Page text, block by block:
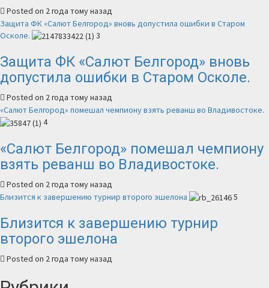
Posted on 2 года тому назад
Защита ФК «Салют Белгород» вновь допустила ошибки в Старом
Осколе.
3
Защита ФК «Салют Белгород» вновь
допустила ошибки в Старом Осколе.
Posted on 2 года тому назад
«Салют Белгород» помешал чемпиону взять реванш во Владивостоке.
4
«Салют Белгород» помешал чемпиону
взять реванш во Владивостоке.
Posted on 2 года тому назад
Близится к завершению турнир второго эшелона
5
Близится к завершению турнир
второго эшелона
Posted on 2 года тому назад